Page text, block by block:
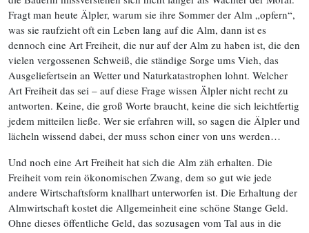
Fragt man heute Älpler, warum sie ihre Sommer der Alm „opfern“,
was sie raufzieht oft ein Leben lang auf die Alm, dann ist es
dennoch eine Art Freiheit, die nur auf der Alm zu haben ist, die den
vielen vergossenen Schweiß, die ständige Sorge ums Vieh, das
Ausgelie­fertsein an Wetter und Naturkata­strophen lohnt. Welcher
Art Freiheit das sei – auf diese Frage wissen Älpler nicht recht zu
antworten. Keine, die groß Worte braucht, keine die sich leichtfertig
jedem mitteilen ließe. Wer sie erfahren will, so sagen die Älpler und
lächeln wissend dabei, der muss schon einer von uns werden…
Und noch eine Art Freiheit hat sich die Alm zäh erhalten. Die
Freiheit vom rein ökonomischen Zwang, dem so gut wie jede
andere Wirtschaftsform knallhart unterworfen ist. Die Erhaltung der
Almwirtschaft kostet die Allgemeinheit eine schöne Stange Geld.
Ohne dieses öffentliche Geld, das sozusagen vom Tal aus in die